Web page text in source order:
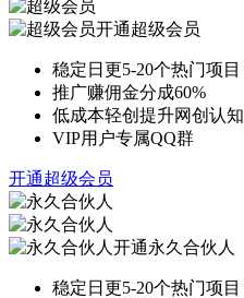
开通超级会员
稳定日更5-20个热门项目
推广赚佣金分成60%
低成本轻创提升网创认知
VIP用户专属QQ群
开通超级会员
开通永久合伙人
稳定日更5-20个热门项目